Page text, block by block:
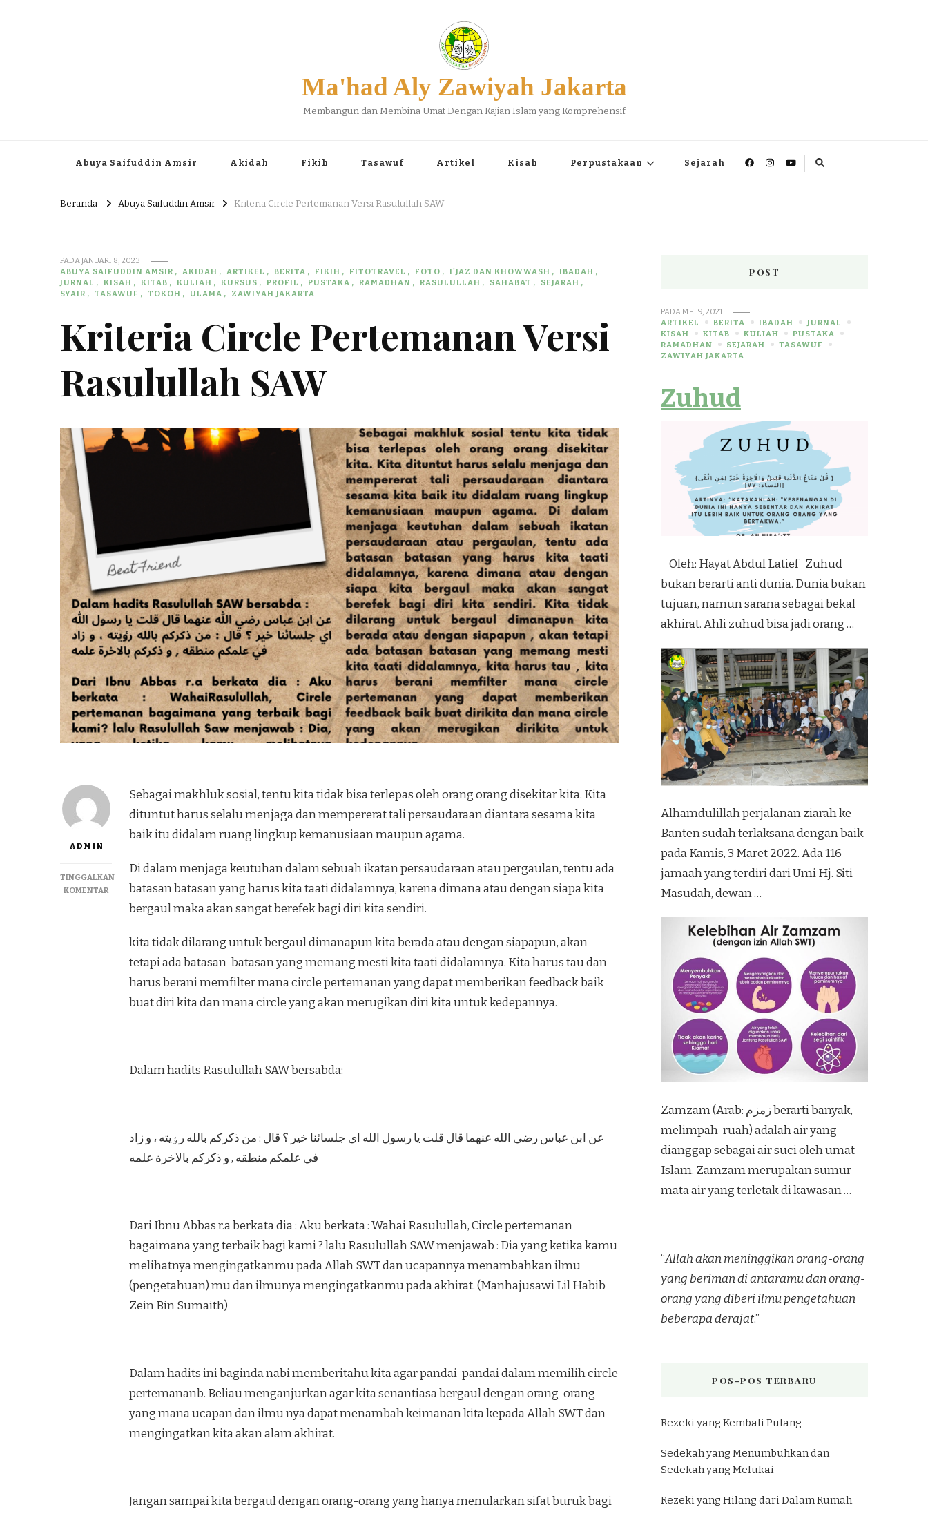
Ma'had Aly Zawiyah Jakarta
Membangun dan Membina Umat Dengan Kajian Islam yang Komprehensif
Abuya Saifuddin Amsir Akidah Fikih Tasawuf Artikel Kisah Perpustakaan Sejarah
Beranda Abuya Saifuddin Amsir Kriteria Circle Pertemanan Versi Rasulullah SAW
PADAJANUARI 8, 2023
ABUYA SAIFUDDIN AMSIR
AKIDAH ARTIKEL BERITA FIKIH FITOTRAVEL FOTO I'JAZ DAN KHOWWASH
IBADAH
JURNAL
KISAH KITAB KULIAH KURSUS PROFIL PUSTAKA RAMADHAN RASULULLAH SAHABAT
SEJARAH
SYAIR
TASAWUF TOKOH ULAMA ZAWIYAH JAKARTA
Kriteria Circle Pertemanan Versi
Rasulullah SAW
ADMIN
TINGGALKAN
KOMENTAR
Sebagai makhluk sosial, tentu kita tidak bisa terlepas oleh orang orang disekitar kita. Kita
dituntut harus selalu menjaga dan mempererat tali persaudaraan diantara sesama kita
baik itu didalam ruang lingkup kemanusiaan maupun agama.
Di dalam menjaga keutuhan dalam sebuah ikatan persaudaraan atau pergaulan, tentu ada
batasan batasan yang harus kita taati didalamnya, karena dimana atau dengan siapa kita
bergaul maka akan sangat berefek bagi diri kita sendiri.
kita tidak dilarang untuk bergaul dimanapun kita berada atau dengan siapapun, akan
tetapi ada batasan-batasan yang memang mesti kita taati didalamnya. Kita harus tau dan
harus berani memfilter mana circle pertemanan yang dapat memberikan feedback baik
buat diri kita dan mana circle yang akan merugikan diri kita untuk kedepannya.
Dalam hadits Rasulullah SAW bersabda:
عن ابن عباس رضي الله عنهما قال قلت يا رسول الله اي جلسائنا خير ؟ قال : من ذكركم بالله رٶيته ، و زاد
في علمكم منطقه , و ذكركم بالاخرة علمه
Dari Ibnu Abbas r.a berkata dia : Aku berkata : Wahai Rasulullah, Circle pertemanan
bagaimana yang terbaik bagi kami ? lalu Rasulullah SAW menjawab : Dia yang ketika kamu
melihatnya mengingatkanmu pada Allah SWT dan ucapannya menambahkan ilmu
(pengetahuan) mu dan ilmunya mengingatkanmu pada akhirat. (Manhajusawi Lil Habib
Zein Bin Sumaith)
Dalam hadits ini baginda nabi memberitahu kita agar pandai-pandai dalam memilih circle
pertemananb. Beliau menganjurkan agar kita senantiasa bergaul dengan orang-orang
yang mana ucapan dan ilmu nya dapat menambah keimanan kita kepada Allah SWT dan
mengingatkan kita akan alam akhirat.
Jangan sampai kita bergaul dengan orang-orang yang hanya menularkan sifat buruk bagi
POST
PADAMEI 9, 2021
ARTIKEL
BERITA IBADAH
JURNAL
KISAH
KITAB KULIAH
PUSTAKA
RAMADHAN
SEJARAH
TASAWUF
ZAWIYAH JAKARTA
Zuhud
Oleh: Hayat Abdul Latief Zuhud
bukan berarti anti dunia. Dunia bukan
tujuan, namun sarana sebagai bekal
akhirat. Ahli zuhud bisa jadi orang …
Alhamdulillah perjalanan ziarah ke
Banten sudah terlaksana dengan baik
pada Kamis, 3 Maret 2022. Ada 116
jamaah yang terdiri dari Umi Hj. Siti
Masudah, dewan …
Zamzam (Arab: زمزم‎ berarti banyak,
melimpah-ruah) adalah air yang
dianggap sebagai air suci oleh umat
Islam. Zamzam merupakan sumur
mata air yang terletak di kawasan …
“Allah akan meninggikan orang-orang
yang beriman di antaramu dan orang-
orang yang diberi ilmu pengetahuan
beberapa derajat.”
POS-POS TERBARU
Rezeki yang Kembali Pulang
Sedekah yang Menumbuhkan dan
Sedekah yang Melukai
Rezeki yang Hilang dari Dalam Rumah